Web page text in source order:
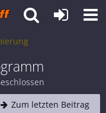
Zum letzten Beitrag